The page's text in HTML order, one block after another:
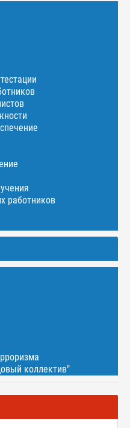
работников
коллектив"